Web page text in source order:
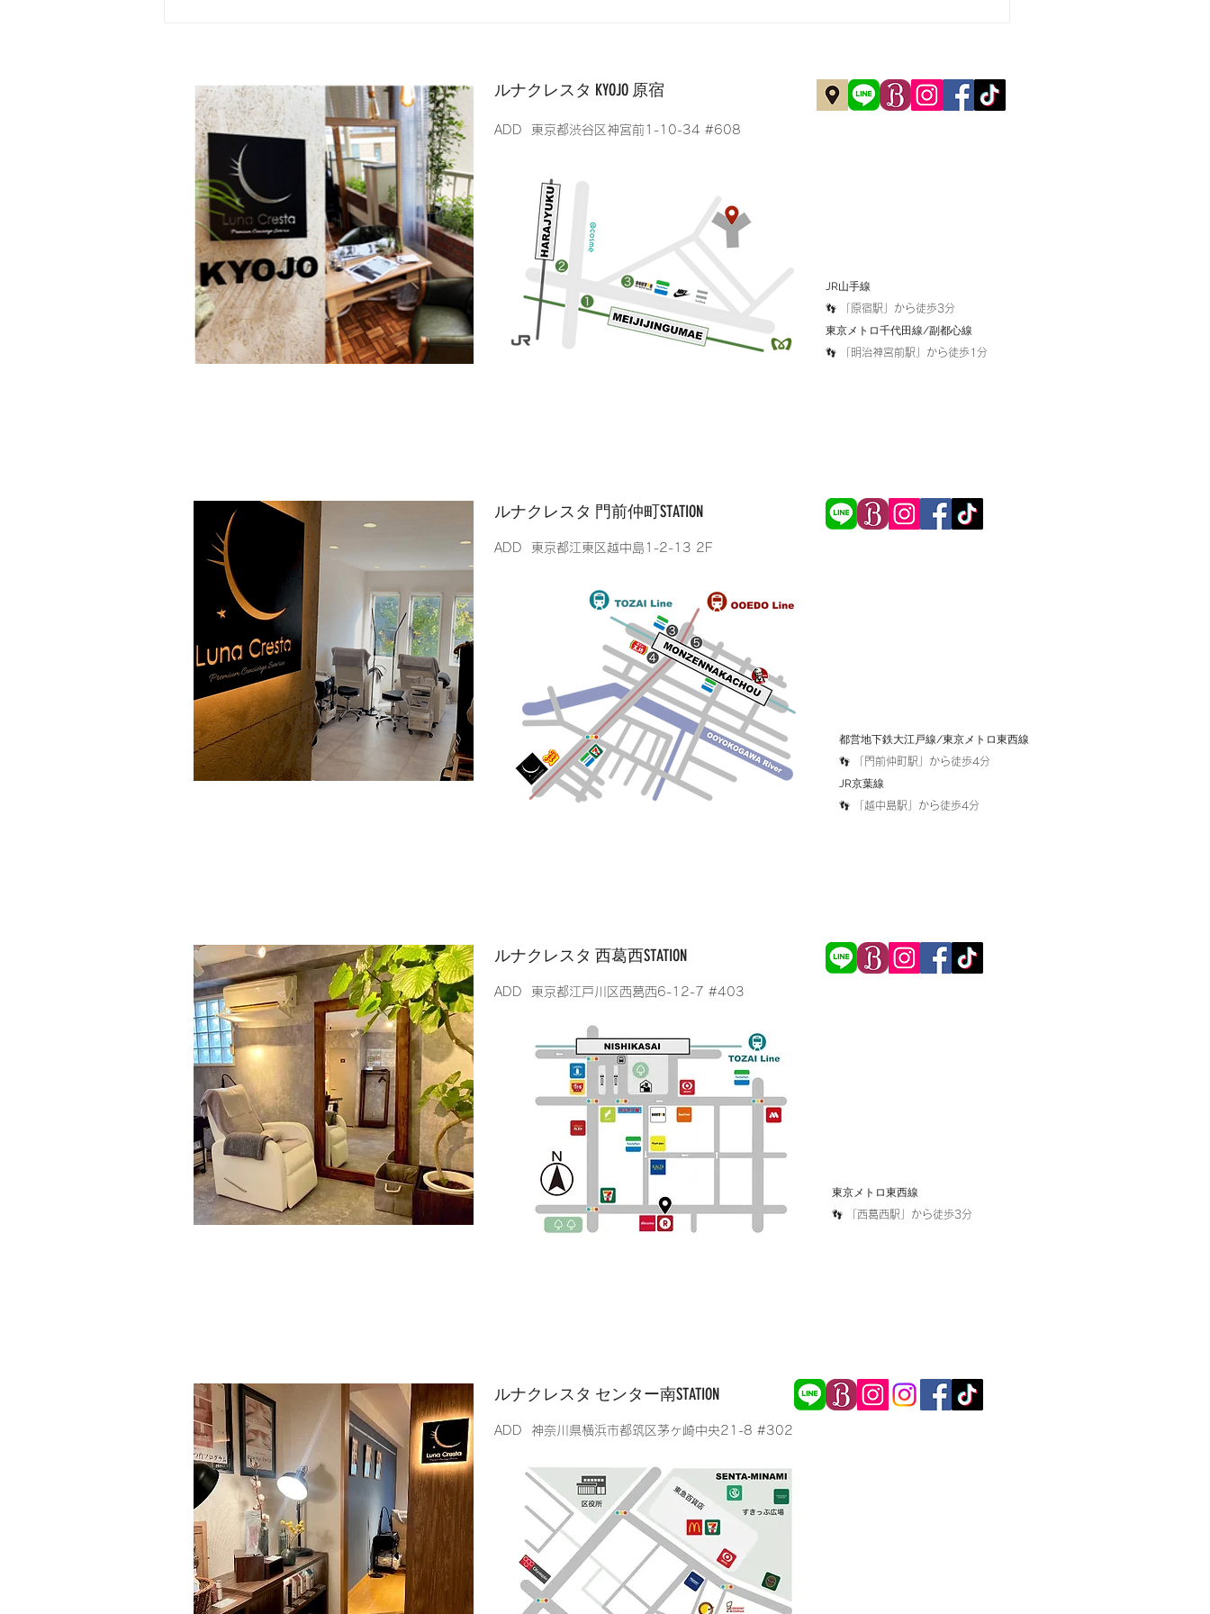
ルナクレスタ KYOJO 原宿
​ADD 東京都渋谷区神宮前1-10-34 #608
JR山手線
👣 「原宿駅」から徒歩3分
​東京メトロ千代田線/副都心線
👣 「明治神宮前駅」から徒歩1分
​ルナクレスタ 門前仲町STATION
​ADD 東京都江東区越中島1-2-13 2F
​都営地下鉄大江戸線/東京メトロ東西線
👣 「 門前仲町駅」から徒歩4分
​JR京葉線
​👣 「越中島駅」から徒歩4分
​ルナクレスタ 西葛西STATION
​ADD 東京都江戸川区西葛西6-12-7 #403
東京メトロ東西線​
​👣 「西葛西駅」から徒歩3分
​ルナクレスタ センター南STATION
​ADD 神奈川県横浜市都筑区茅ヶ崎中央21-8 #302